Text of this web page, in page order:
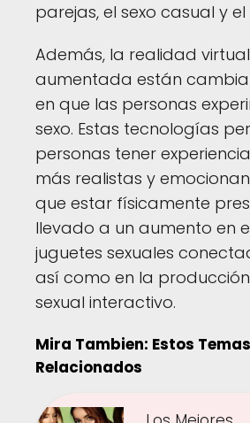
parejas, el sexo casual y el
Además, la realidad
aumentada están
en que las personas
sexo. Estas tecnologías
personas tener
más realistas y
que estar físicamente
llevado a un aumento en
juguetes sexuales
así como en la
sexual interactivo.
Mira Tambien: Estos Temas
Relacionados